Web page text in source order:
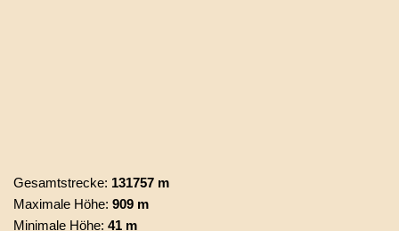
Gesamtstrecke: 131757 m
Maximale Höhe: 909 m
Minimale Höhe: 41 m